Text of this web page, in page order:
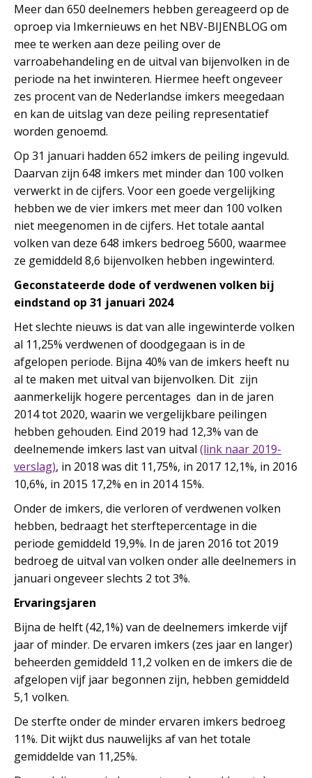
Meer dan 650 deelnemers hebben gereageerd op de
oproep via Imkernieuws en het NBV-BIJENBLOG om
mee te werken aan deze peiling over de
varroabehandeling en de uitval van bijenvolken in de
periode na het inwinteren. Hiermee heeft ongeveer
zes procent van de Nederlandse imkers meegedaan
en kan de uitslag van deze peiling representatief
worden genoemd.
Op 31 januari hadden 652 imkers de peiling ingevuld.
Daarvan zijn 648 imkers met minder dan 100 volken
verwerkt in de cijfers. Voor een goede vergelijking
hebben we de vier imkers met meer dan 100 volken
niet meegenomen in de cijfers. Het totale aantal
volken van deze 648 imkers bedroeg 5600, waarmee
ze gemiddeld 8,6 bijenvolken hebben ingewinterd.
Geconstateerde dode of verdwenen volken bij
eindstand op 31 januari 2024
Het slechte nieuws is dat van alle ingewinterde volken
al 11,25% verdwenen of doodgegaan is in de
afgelopen periode. Bijna 40% van de imkers heeft nu
al te maken met uitval van bijenvolken. Dit zijn
aanmerkelijk hogere percentages dan in de jaren
2014 tot 2020, waarin we vergelijkbare peilingen
hebben gehouden. Eind 2019 had 12,3% van de
deelnemende imkers last van uitval (link naar 2019-
verslag), in 2018 was dit 11,75%, in 2017 12,1%, in 2016
10,6%, in 2015 17,2% en in 2014 15%.
Onder de imkers, die verloren of verdwenen volken
hebben, bedraagt het sterftepercentage in die
periode gemiddeld 19,9%. In de jaren 2016 tot 2019
bedroeg de uitval van volken onder alle deelnemers in
januari ongeveer slechts 2 tot 3%.
Ervaringsjaren
Bijna de helft (42,1%) van de deelnemers imkerde vijf
jaar of minder. De ervaren imkers (zes jaar en langer)
beheerden gemiddeld 11,2 volken en de imkers die de
afgelopen vijf jaar begonnen zijn, hebben gemiddeld
5,1 volken.
De sterfte onder de minder ervaren imkers bedroeg
11%. Dit wijkt dus nauwelijks af van het totale
gemiddelde van 11,25%.